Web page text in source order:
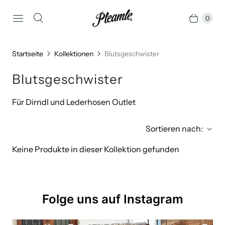
0
Startseite Kollektionen Blutsgeschwister
Blutsgeschwister
Für Dirndl und Lederhosen Outlet
Sortieren nach:
Keine Produkte in dieser Kollektion gefunden
Folge uns auf Instagram